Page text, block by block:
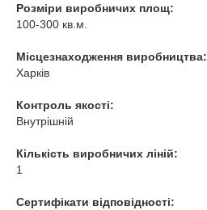
Розміри виробничих площ:
100-300 кв.м.
Місцезнаходження виробництва:
Харків
Контроль якості:
Внутрішній
Кількість виробничих ліній:
1
Сертифікати відповідності: